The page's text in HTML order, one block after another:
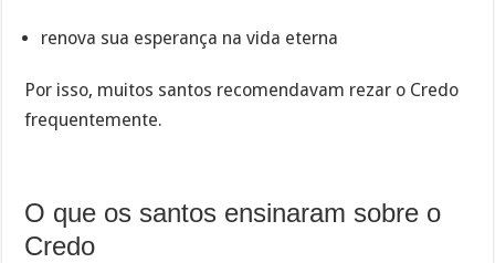
renova sua esperança na vida eterna
Por isso, muitos santos recomendavam rezar o Credo
frequentemente.
O que os santos ensinaram sobre o
Credo